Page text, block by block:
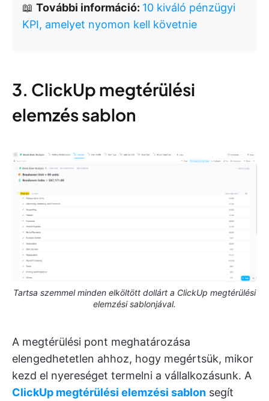
📖 További információ: 10 kiváló pénzügyi
KPI, amelyet nyomon kell követnie
3. ClickUp megtérülési
elemzés sablon
Tartsa szemmel minden elköltött dollárt a ClickUp megtérülési
elemzési sablonjával.
A megtérülési pont meghatározása
elengedhetetlen ahhoz, hogy megértsük, mikor
kezd el nyereséget termelni a vállalkozásunk. A
ClickUp megtérülési elemzési sablon segít